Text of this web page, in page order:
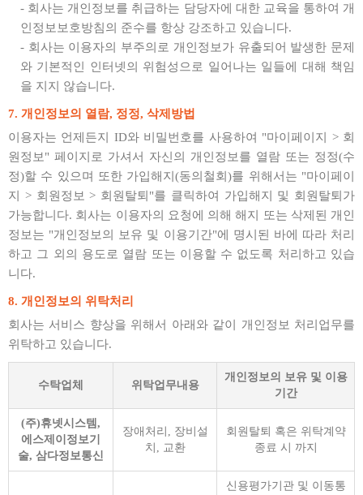
- 회사는 개인정보를 취급하는 담당자에 대한 교육을 통하여 개
인정보보호방침의 준수를 항상 강조하고 있습니다.
- 회사는 이용자의 부주의로 개인정보가 유출되어 발생한 문제
와 기본적인 인터넷의 위험성으로 일어나는 일들에 대해 책임
을 지지 않습니다.
7. 개인정보의 열람, 정정, 삭제방법
이용자는 언제든지 ID와 비밀번호를 사용하여 "마이페이지 > 회
원정보" 페이지로 가셔서 자신의 개인정보를 열람 또는 정정(수
정)할 수 있으며 또한 가입해지(동의철회)를 위해서는 "마이페이
지 > 회원정보 > 회원탈퇴"를 클릭하여 가입해지 및 회원탈퇴가
가능합니다. 회사는 이용자의 요청에 의해 해지 또는 삭제된 개인
정보는 "개인정보의 보유 및 이용기간"에 명시된 바에 따라 처리
하고 그 외의 용도로 열람 또는 이용할 수 없도록 처리하고 있습
니다.
8. 개인정보의 위탁처리
회사는 서비스 향상을 위해서 아래와 같이 개인정보 처리업무를
위탁하고 있습니다.
수탁업체 위탁업무내용
개인정보의 보유 및 이용
기간
(주)휴넷시스템,
에스제이정보기
술, 삼다정보통신
장애처리, 장비설
치, 교환
회원탈퇴 혹은 위탁계약
종료 시 까지
신용평가기관 및 이동통